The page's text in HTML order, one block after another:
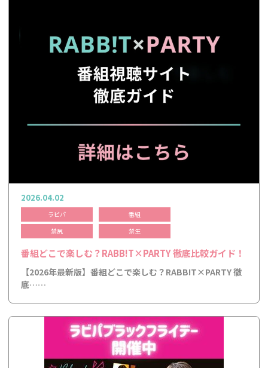
2026.04.02
ラビパ
番組
禁尻
禁生
番組どこで楽しむ？RABB!T×PARTY 徹底比較ガイド！
【2026年最新版】番組どこで楽しむ？RABB!T×PARTY 徹
底……